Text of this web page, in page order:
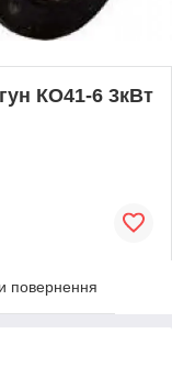
КО41-6 3кВт
повернення